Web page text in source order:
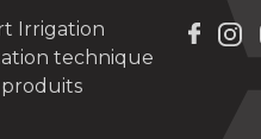
Irrigation
technique